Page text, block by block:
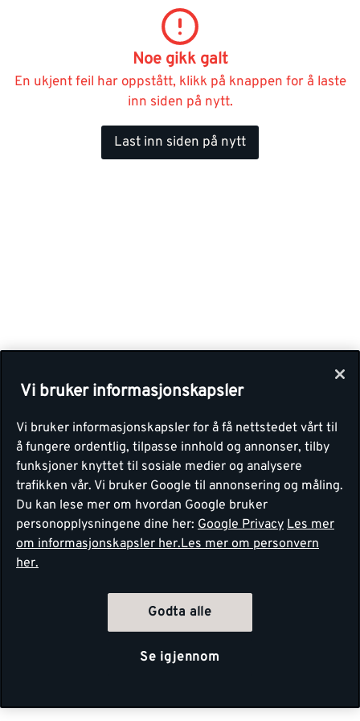
Noe gikk galt
En ukjent feil har oppstått, klikk på knappen for å laste
inn siden på nytt.
Last inn siden på nytt
Vi bruker informasjonskapsler
Vi bruker informasjonskapsler for å få nettstedet vårt til
å fungere ordentlig, tilpasse innhold og annonser, tilby
funksjoner knyttet til sosiale medier og analysere
trafikken vår. Vi bruker Google til annonsering og måling.
Du kan lese mer om hvordan Google bruker
personopplysningene dine her: Google Privacy Les mer
om informasjonskapsler her.Les mer om personvern
her.
Godta alle
Se igjennom